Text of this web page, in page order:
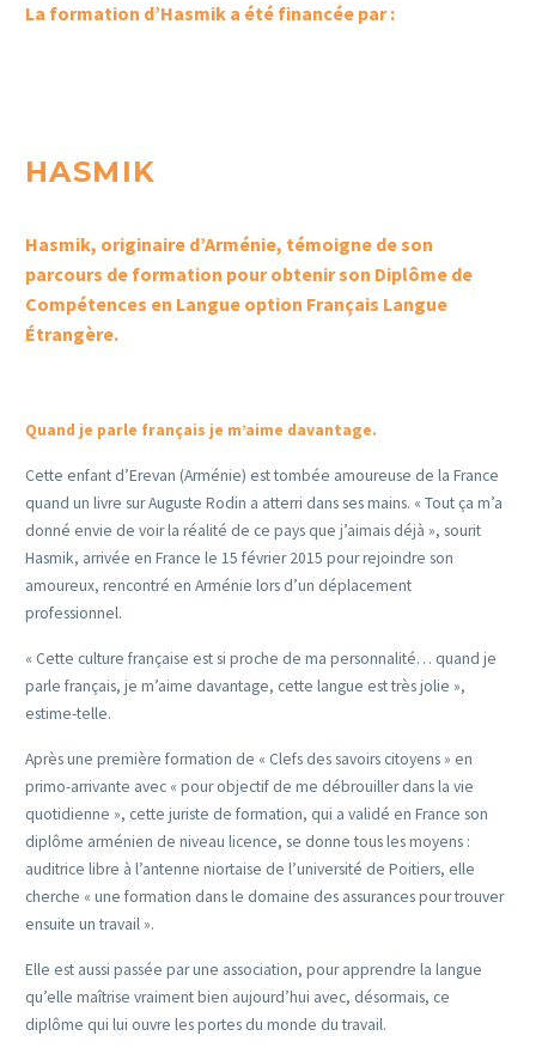
La formation d’Hasmik a été financée par :
HASMIK
Hasmik, originaire d’Arménie, témoigne de son
parcours de formation pour obtenir son Diplôme de
Compétences en Langue option Français Langue
Étrangère.
Quand je parle français je m’aime davantage.
Cette enfant d’Erevan (Arménie) est tombée amoureuse de la France
quand un livre sur Auguste Rodin a atterri dans ses mains. « Tout ça m’a
donné envie de voir la réalité de ce pays que j’aimais déjà », sourit
Hasmik, arrivée en France le 15 février 2015 pour rejoindre son
amoureux, rencontré en Arménie lors d’un déplacement
professionnel.
« Cette culture française est si proche de ma personnalité… quand je
parle français, je m’aime davantage, cette langue est très jolie »,
estime-telle.
Après une première formation de « Clefs des savoirs citoyens » en
primo-arrivante avec « pour objectif de me débrouiller dans la vie
quotidienne », cette juriste de formation, qui a validé en France son
diplôme arménien de niveau licence, se donne tous les moyens :
auditrice libre à l’antenne niortaise de l’université de Poitiers, elle
cherche « une formation dans le domaine des assurances pour trouver
ensuite un travail ».
Elle est aussi passée par une association, pour apprendre la langue
qu’elle maîtrise vraiment bien aujourd’hui avec, désormais, ce
diplôme qui lui ouvre les portes du monde du travail.